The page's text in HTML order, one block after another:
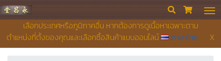
เลือกประเทศหรือภูมิภาคอื่น หากต้องการดูเนื้อหาเฉพาะตาม
ตำแหน่งที่ตั้งของคุณและเลือกซื้อสินค้าแบบออนไลน์
ภาษาไทย X
永昌堂药店  